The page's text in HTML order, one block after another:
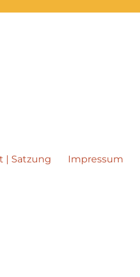
| Satzung Impressum